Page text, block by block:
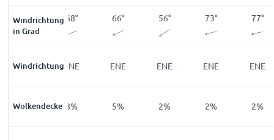
Windrichtung
in Grad
184° 68° 66° 56° 73° 77°
Windrichtung
S ENE ENE ENE ENE ENE
Wolkendecke
12% 8% 5% 2% 2% 2%